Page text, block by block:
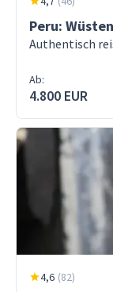
Peru:
Authentisch
Ab:
4.800 EUR
4,6 (82)